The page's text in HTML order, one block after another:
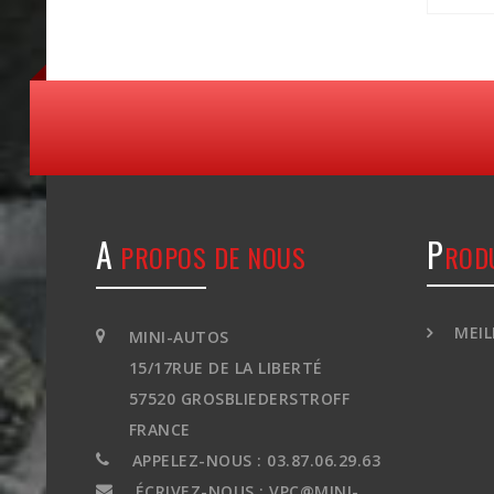
A PROPOS DE NOUS
MINI-AUTOS
15/17RUE DE LA LIBERTÉ
57520 GROSBLIEDERSTROFF
FRANCE
APPELEZ-NOUS : 03.87.06.29.63
P